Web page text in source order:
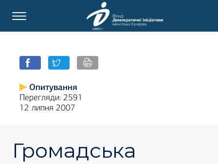
Опитування
Перегляди: 2591
12 липня 2007
Громадська